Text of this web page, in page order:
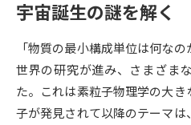
データサイエンス特集
デジタルパンフレット
新学年スタート号特集ページ
（高3生用）
宇宙誕生の謎を解く
「物質の最小構成単位は何な
世界の研究が進み、さまざま
た。これは素粒子物理学の大
子が発見されて以降のテーマ